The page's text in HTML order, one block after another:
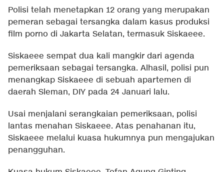
Polisi telah menetapkan 12 orang yang merupakan
pemeran sebagai tersangka dalam kasus produksi
film porno di Jakarta Selatan, termasuk Siskaeee.
Siskaeee sempat dua kali mangkir dari agenda
pemeriksaan sebagai tersangka. Alhasil, polisi pun
menangkap Siskaeee di sebuah apartemen di
daerah Sleman, DIY pada 24 Januari lalu.
Usai menjalani serangkaian pemeriksaan, polisi
lantas menahan Siskaeee. Atas penahanan itu,
Siskaeee melalui kuasa hukumnya pun mengajukan
penangguhan.